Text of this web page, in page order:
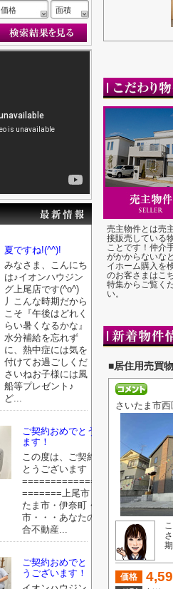
売主物件とは売
接販売している
ことです！仲介
がかからないな
イホーム購入を
のお客さまはこ
特集からご覧く
い。
■居住用売買
さいたま市
価格
価格 面積
夏ですね!(^^)!
みなさま、こんにち
は♪イオンハウジン
グ上尾店です(^o^)
丿こんな時期だから
こそ『午後はどれく
らい暑くなるかな』
水分補給を忘れず
に、熱中症には気を
付けてお過ごしくだ
さいねお子様には風
船等プレゼント♪
ど...
ご契約おめでとうござい
ます！
この度は、ご契約おめで
とうございます
==================
=======上尾市・さい
たま市・伊奈町・桶川
市・・・あなたの街の総
合不動産...
ご契約おめでと
うございます！